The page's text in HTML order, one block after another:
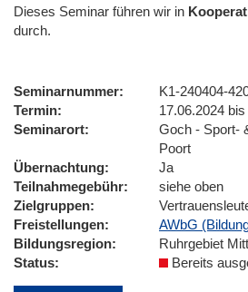
Dieses Seminar führen wir in
durch.
Seminarnummer
K1-240404-
Termin
17.06.2024
Seminarort
Goch - Sport-
Poort
Übernachtung
Ja
Teilnahmegebühr
siehe oben
Zielgruppen
Freistellungen
AWbG
Bildungsregion
Ruhrgebiet
Status
Bereits